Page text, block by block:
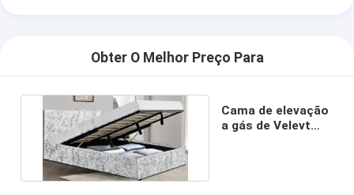
Obter O Melhor Preço Para
Cama de elevação
a gás de Velevt